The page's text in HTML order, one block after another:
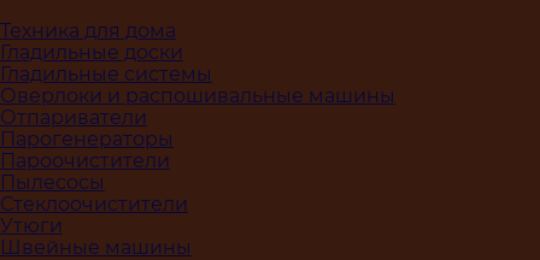
Техника для дома
Гладильные доски
Гладильные системы
Оверлоки и распошивальные машины
Отпариватели
Парогенераторы
Пароочистители
Пылесосы
Стеклоочистители
Утюги
Швейные машины